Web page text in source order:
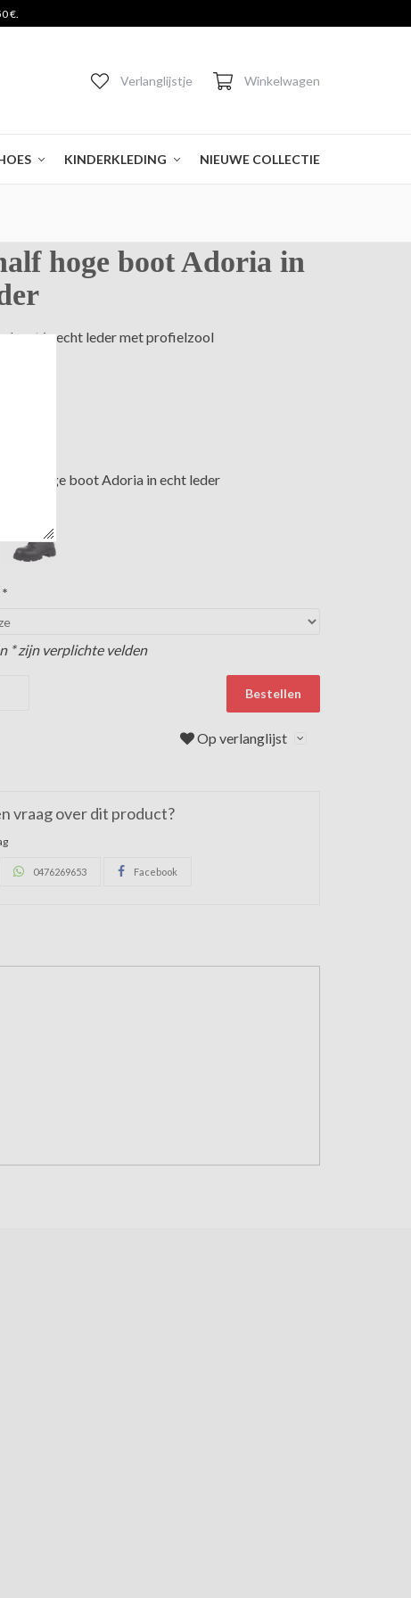
€.
Verlanglijstje Winkelwagen
KINDERKLEDING NIEUWE COLLECTIE
hoge boot Adoria in
boot in echt leder met profielzool
half hoge boot Adoria in echt leder
*
* zijn verplichte velden
Bestellen
Op verlanglijst
vraag over dit product?
0476269653 Facebook